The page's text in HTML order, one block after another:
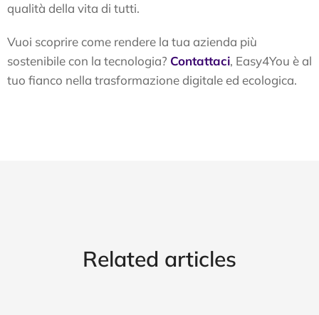
qualità della vita di tutti.
Vuoi scoprire come rendere la tua azienda più
sostenibile con la tecnologia? Contattaci, Easy4You è al
tuo fianco nella trasformazione digitale ed ecologica.
Related articles